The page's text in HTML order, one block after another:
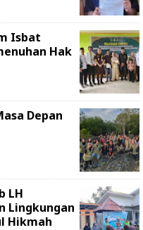
Isbat
Hak
Depan
LH
Lingkungan
Hikmah